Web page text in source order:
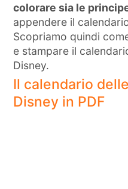
colorare sia le
appendere il
Scopriamo quindi
e stampare il
Disney.
Il calendario
Disney in PDF